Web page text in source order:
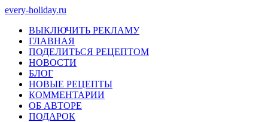
every-holiday.ru
ВЫКЛЮЧИТЬ РЕКЛАМУ
ГЛАВНАЯ
ПОДЕЛИТЬСЯ РЕЦЕПТОМ
НОВОСТИ
БЛОГ
НОВЫЕ РЕЦЕПТЫ
КОММЕНТАРИИ
ОБ АВТОРЕ
ПОДАРОК